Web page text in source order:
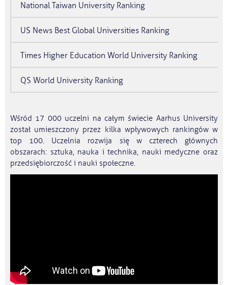
National Taiwan University Ranking
US News Best Global Universities Ranking
Times Higher Education World University Ranking
QS World University Ranking
Wśród 17 000 uczelni na całym świecie Aarhus University
został umieszczony przez kilka wpływowych rankingów w
top 100. Uczelnia rozwija się w czterech głównych
obszarach: sztuka, nauka i technika, nauki medyczne oraz
przedsiębiorczość i nauki społeczne.